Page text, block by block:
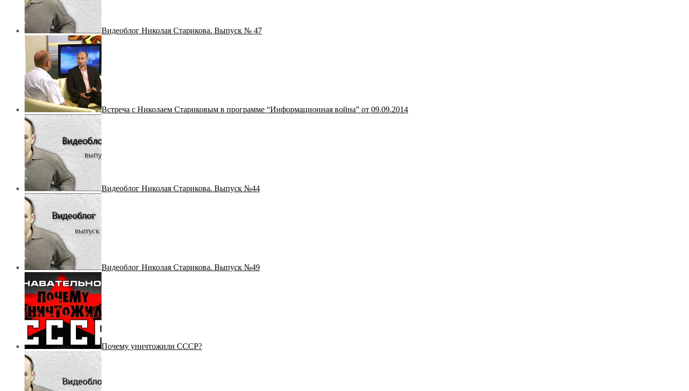
Видеоблог Николая Старикова. Выпуск № 47
Встреча с Николаем Стариковым в программе “Информационная война” от 09.09.2014
Видеоблог Николая Старикова. Выпуск №44
Видеоблог Николая Старикова. Выпуск №49
Почему уничтожили СССР?